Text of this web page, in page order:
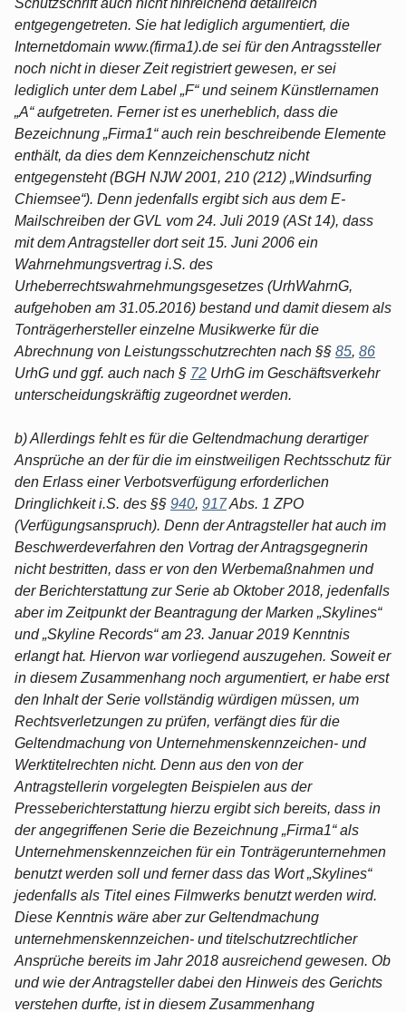
Schutzschrift auch nicht hinreichend detailreich
entgegengetreten. Sie hat lediglich argumentiert, die
Internetdomain www.(firma1).de sei für den Antragssteller
noch nicht in dieser Zeit registriert gewesen, er sei
lediglich unter dem Label „F“ und seinem Künstlernamen
„A“ aufgetreten. Ferner ist es unerheblich, dass die
Bezeichnung „Firma1“ auch rein beschreibende Elemente
enthält, da dies dem Kennzeichenschutz nicht
entgegensteht (BGH NJW 2001, 210 (212) „Windsurfing
Chiemsee“). Denn jedenfalls ergibt sich aus dem E-
Mailschreiben der GVL vom 24. Juli 2019 (ASt 14), dass
mit dem Antragsteller dort seit 15. Juni 2006 ein
Wahrnehmungsvertrag i.S. des
Urheberrechtswahrnehmungsgesetzes (UrhWahrnG,
aufgehoben am 31.05.2016) bestand und damit diesem als
Tonträgerhersteller einzelne Musikwerke für die
Abrechnung von Leistungsschutzrechten nach §§ 85, 86
UrhG und ggf. auch nach § 72 UrhG im Geschäftsverkehr
unterscheidungskräftig zugeordnet werden.
b) Allerdings fehlt es für die Geltendmachung derartiger
Ansprüche an der für die im einstweiligen Rechtsschutz für
den Erlass einer Verbotsverfügung erforderlichen
Dringlichkeit i.S. des §§ 940, 917Abs. 1 ZPO
(Verfügungsanspruch). Denn der Antragsteller hat auch im
Beschwerdeverfahren den Vortrag der Antragsgegnerin
nicht bestritten, dass er von den Werbemaßnahmen und
der Berichterstattung zur Serie ab Oktober 2018, jedenfalls
aber im Zeitpunkt der Beantragung der Marken „Skylines“
und „Skyline Records“ am 23. Januar 2019 Kenntnis
erlangt hat. Hiervon war vorliegend auszugehen. Soweit er
in diesem Zusammenhang noch argumentiert, er habe erst
den Inhalt der Serie vollständig würdigen müssen, um
Rechtsverletzungen zu prüfen, verfängt dies für die
Geltendmachung von Unternehmenskennzeichen- und
Werktitelrechten nicht. Denn aus den von der
Antragstellerin vorgelegten Beispielen aus der
Presseberichterstattung hierzu ergibt sich bereits, dass in
der angegriffenen Serie die Bezeichnung „Firma1“ als
Unternehmenskennzeichen für ein Tonträgerunternehmen
benutzt werden soll und ferner dass das Wort „Skylines“
jedenfalls als Titel eines Filmwerks benutzt werden wird.
Diese Kenntnis wäre aber zur Geltendmachung
unternehmenskennzeichen- und titelschutzrechtlicher
Ansprüche bereits im Jahr 2018 ausreichend gewesen. Ob
und wie der Antragsteller dabei den Hinweis des Gerichts
verstehen durfte, ist in diesem Zusammenhang